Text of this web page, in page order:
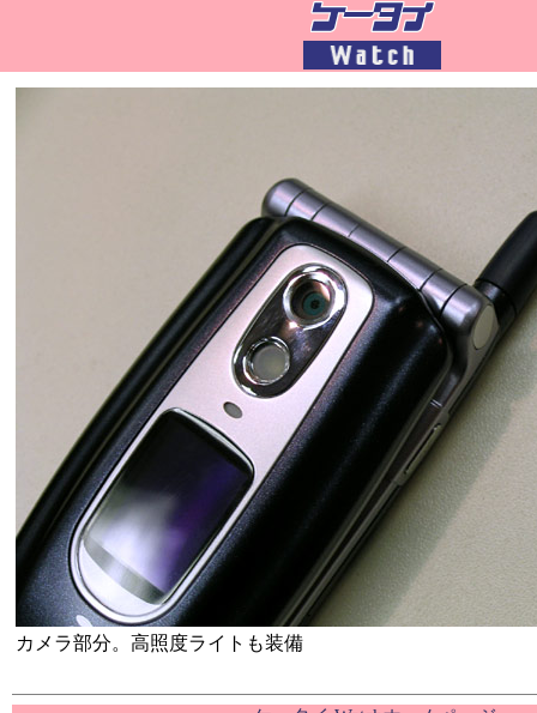
カメラ部分。高照度ライトも装備